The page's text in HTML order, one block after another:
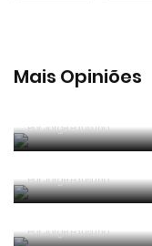
Mais Opiniões
PorJorge Faustino
PorJorge Faustino
PorJorge Faustino